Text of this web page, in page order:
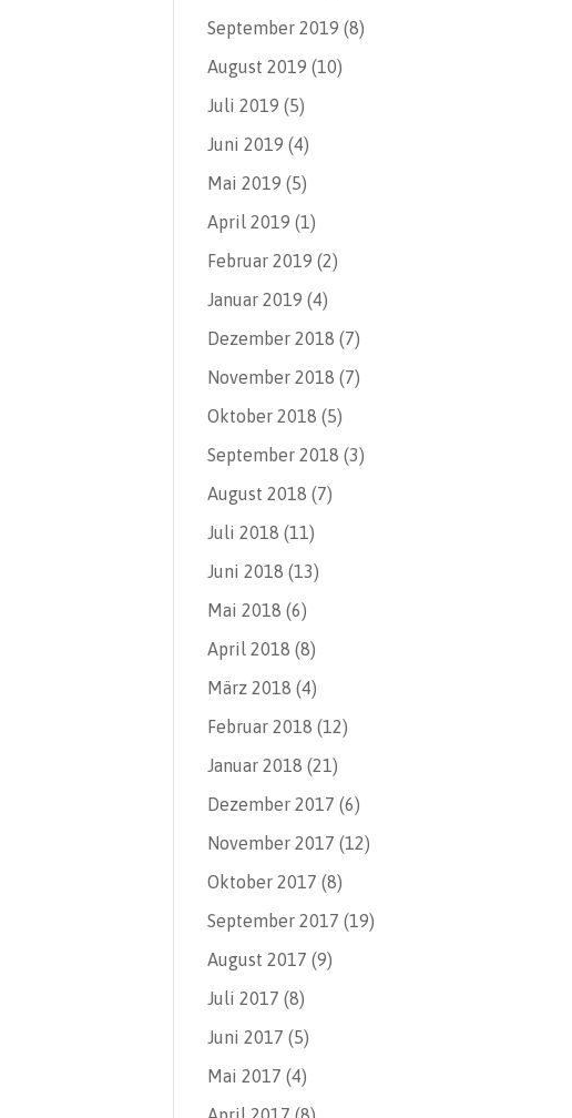
September 2019 (8)
August 2019 (10)
Juli 2019 (5)
Juni 2019 (4)
Mai 2019 (5)
April 2019 (1)
Februar 2019 (2)
Januar 2019 (4)
Dezember 2018 (7)
November 2018 (7)
Oktober 2018 (5)
September 2018 (3)
August 2018 (7)
Juli 2018 (11)
Juni 2018 (13)
Mai 2018 (6)
April 2018 (8)
März 2018 (4)
Februar 2018 (12)
Januar 2018 (21)
Dezember 2017 (6)
November 2017 (12)
Oktober 2017 (8)
September 2017 (19)
August 2017 (9)
Juli 2017 (8)
Juni 2017 (5)
Mai 2017 (4)